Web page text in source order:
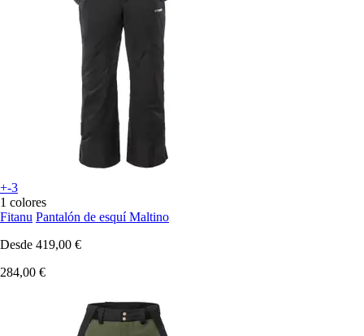
+-3
1 colores
Fitanu Pantalón de esquí Maltino
Desde 419,00 €
284,00 €